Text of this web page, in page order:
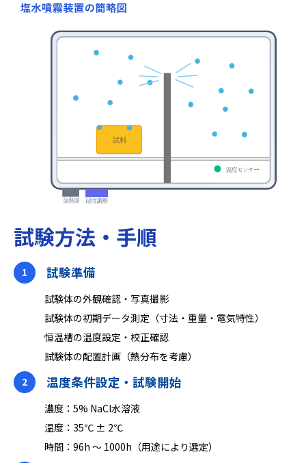
試験方法・手順
1 試験準備
試験体の外観確認‧写真撮影
試験体の初期データ測定（⼨法‧重量‧電気特性）
恒温槽の温度設定‧校正確認
試験体の配置計画（熱分布を考慮）
2
温度条件設定‧試験開始
濃度：5% NaCl水溶液
温度：35℃ ± 2℃
時間：96h 〜 1000h（用途により選定）